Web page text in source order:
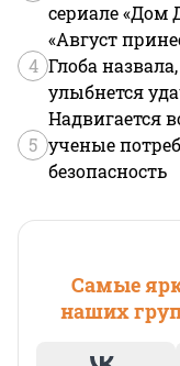
сериале «Дом
4
«Август
Глоба
улыбнется
5
Надвигается
ученые
безопасность
Самые
наших